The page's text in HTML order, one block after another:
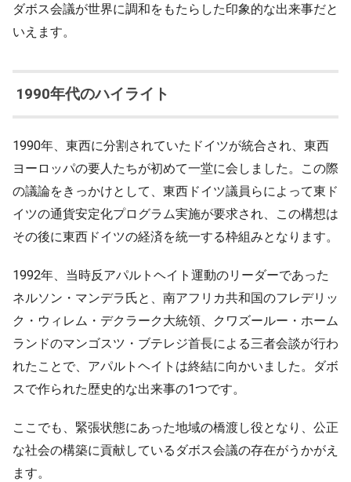
ダボス会議が世界に調和をもたらした印象的な出来事だと
いえます。
1990年代のハイライト
1990年、東西に分割されていたドイツが統合され、東西
ヨーロッパの要人たちが初めて一堂に会しました。この際
の議論をきっかけとして、東西ドイツ議員らによって東ド
イツの通貨安定化プログラム実施が要求され、この構想は
その後に東西ドイツの経済を統一する枠組みとなります。
1992年、当時反アパルトヘイト運動のリーダーであった
ネルソン・マンデラ氏と、南アフリカ共和国のフレデリッ
ク・ウィレム・デクラーク大統領、クワズールー・ホーム
ランドのマンゴスツ・ブテレジ首長による三者会談が行わ
れたことで、アパルトヘイトは終結に向かいました。ダボ
スで作られた歴史的な出来事の1つです。
ここでも、緊張状態にあった地域の橋渡し役となり、公正
な社会の構築に貢献しているダボス会議の存在がうかがえ
ます。